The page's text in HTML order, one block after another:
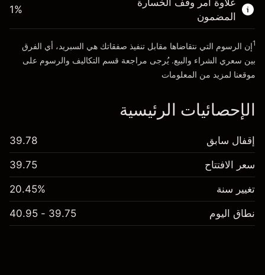
الذهاب إلى المنصة
علاوة أمر وقف الخسارة
المضمون
1%
1إن الرسوم التي نتقاضاها مقابل تنفيذ صفقاتك هي السبريد، أي الفرق
بين سعري الشراء والبيع. يُرجى مراجعة قسم التكاليف والرسوم على
موقعنا لمزيد من المعلومات
الإحصائيات الرئيسية
إقفال سابق 39.78
سعر الافتتاح 39.75
تغيير سنة 20.45%
نطاق اليوم 39.75 - 40.95